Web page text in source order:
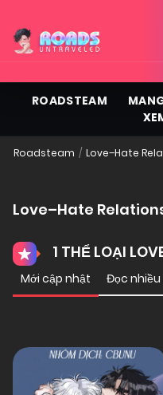
ROADSTEAM
Roadsteam Love–Hate
Love–Hate
1 THỂ LOẠI
Mới cập nhật Đọc nhiều